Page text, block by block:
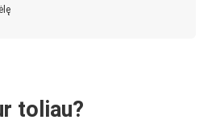
toliau?